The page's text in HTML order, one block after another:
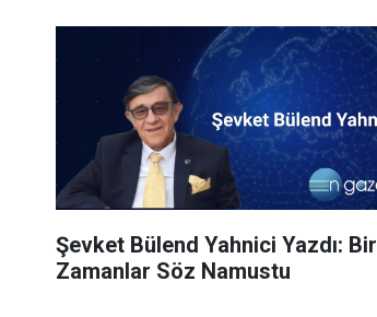
Şevket Bülend Yahnici Yazdı: Bir
Zamanlar Söz Namustu